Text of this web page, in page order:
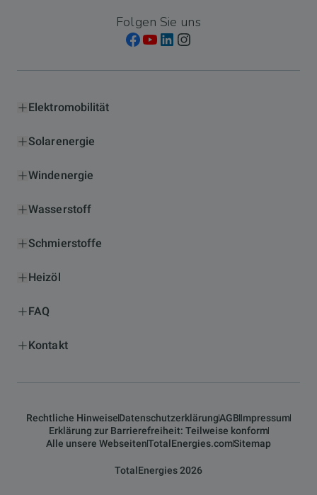
Folgen Sie uns
Elektromobilität
Solarenergie
Windenergie
Wasserstoff
Schmierstoffe
Heizöl
FAQ
Kontakt
Rechtliche HinweiseDatenschutzerklärungAGBImpressum
Erklärung zur Barrierefreiheit: Teilweise konform
Alle unsere WebseitenTotalEnergies.comSitemap
TotalEnergies 2026